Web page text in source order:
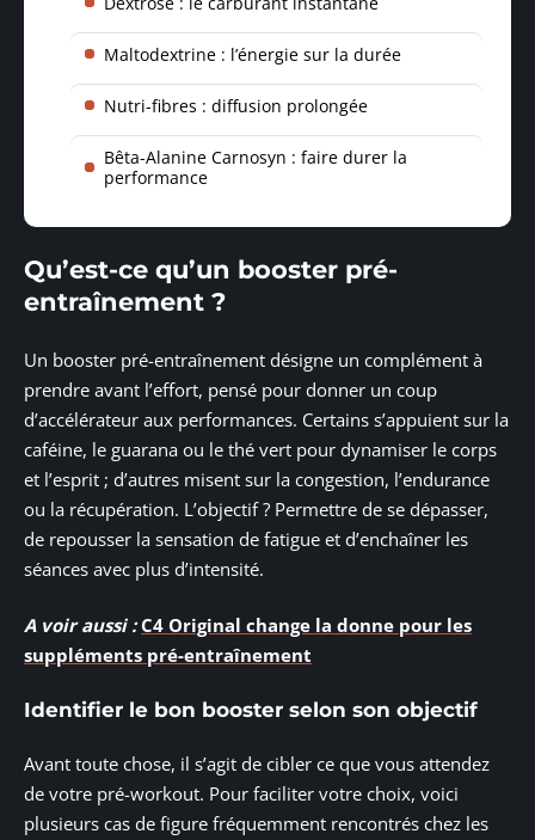
Maltodextrine : l’énergie sur la durée
Nutri-fibres : diffusion prolongée
Bêta-Alanine Carnosyn : faire durer la
performance
Qu’est-ce qu’un booster pré-
entraînement ?
Un booster pré-entraînement désigne un complément à
prendre avant l’effort, pensé pour donner un coup
d’accélérateur aux performances. Certains s’appuient sur la
caféine, le guarana ou le thé vert pour dynamiser le corps
et l’esprit ; d’autres misent sur la congestion, l’endurance
ou la récupération. L’objectif ? Permettre de se dépasser,
de repousser la sensation de fatigue et d’enchaîner les
séances avec plus d’intensité.
A voir aussi : C4 Original change la donne pour les
suppléments pré-entraînement
Identifier le bon booster selon son objectif
Avant toute chose, il s’agit de cibler ce que vous attendez
de votre pré-workout. Pour faciliter votre choix, voici
plusieurs cas de figure fréquemment rencontrés chez les